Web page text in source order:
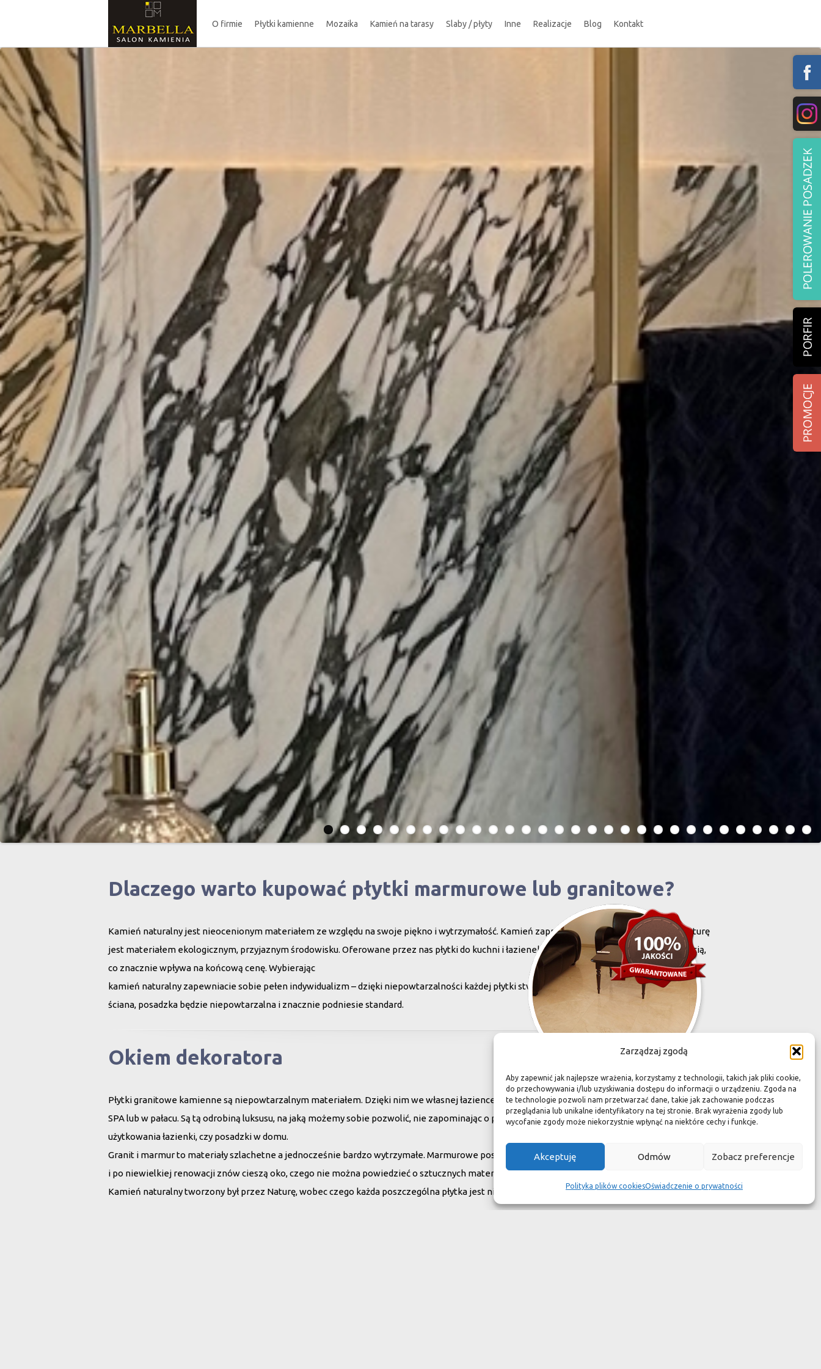
Zarządzaj zgodą
Aby zapewnić jak najlepsze wrażenia, korzystamy z technologii, takich jak pliki cookie,
do przechowywania i/lub uzyskiwania dostępu do informacji o urządzeniu. Zgoda na
te technologie pozwoli nam przetwarzać dane, takie jak zachowanie podczas
przeglądania lub unikalne identyfikatory na tej stronie. Brak wyrażenia zgody lub
wycofanie zgody może niekorzystnie wpłynąć na niektóre cechy i funkcje.
Akceptuję Odmów Zobacz preferencje
Polityka plików cookiesOświadczenie o prywatności
O firmie Płytki kamienne Mozaika Kamień na tarasy Slaby / płyty Inne Realizacje Blog Kontakt
Dlaczego warto kupować płytki marmurowe lub granitowe?
Kamień naturalny jest nieocenionym materiałem ze względu na swoje piękno i wytrzymałość. Kamień zaprojektowany i stworzony przez naturę
jest materiałem ekologicznym, przyjaznym środowisku. Oferowane przez nas płytki do kuchni i łazienek charakteryzują się niewielką grubością,
co znacznie wpływa na końcową cenę. Wybierając
kamień naturalny zapewniacie sobie pełen indywidualizm – dzięki niepowtarzalności każdej płytki stworzona przez Was przestrzeń,
ściana, posadzka będzie niepowtarzalna i znacznie podniesie standard.
Okiem dekoratora
Płytki granitowe kamienne są niepowtarzalnym materiałem. Dzięki nim we własnej łazience możemy poczuć się jak w luksusowym
SPA lub w pałacu. Są tą odrobiną luksusu, na jaką możemy sobie pozwolić, nie zapominając o praktycznym aspekcie
użytkowania łazienki, czy posadzki w domu.
Granit i marmur to materiały szlachetne a jednocześnie bardzo wytrzymałe. Marmurowe posadzki w zamkach przetrwały wieki
i po niewielkiej renowacji znów cieszą oko, czego nie można powiedzieć o sztucznych materiałach, ich żywotność jest dużo krótsza.
Kamień naturalny tworzony był przez Naturę, wobec czego każda poszczególna płytka jest niepowtarzalnym dziełem sztuki."